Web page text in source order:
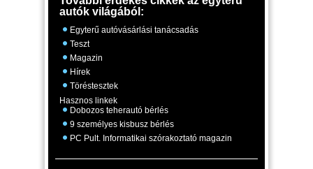
autók világából:
Egyterű autóvásárlási tanácsadás
Teszt
Magazin
Hírek
Töréstesztek
Hasznos linkek
Dobozos teherautó bérlés
9 személyes kisbusz bérlés
PC Pult. Informatikai szórakoztató magazin